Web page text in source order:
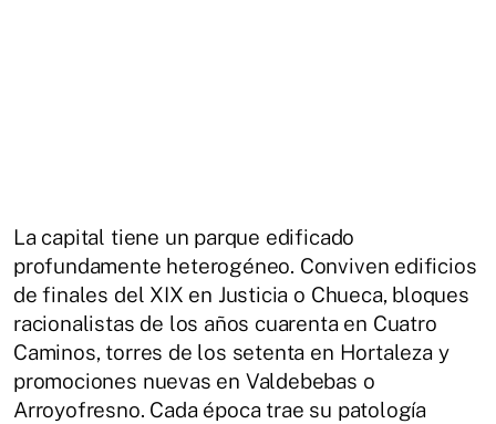
La capital tiene un parque edificado
profundamente heterogéneo. Conviven edificios
de finales del XIX en Justicia o Chueca, bloques
racionalistas de los años cuarenta en Cuatro
Caminos, torres de los setenta en Hortaleza y
promociones nuevas en Valdebebas o
Arroyofresno. Cada época trae su patología